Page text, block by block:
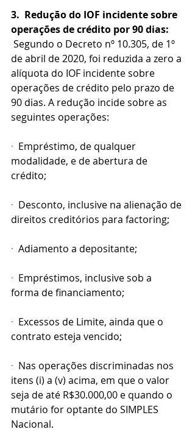
3. Redução do IOF incidente sobre
operações de crédito por 90 dias:
de abril de 2020, foi reduzida a zero a
alíquota do IOF incidente sobre
operações de crédito pelo prazo de
90 dias. A redução incide sobre as
seguintes operações:
·
  Empréstimo, de qualquer
modalidade, e de abertura de
crédito;
·
  Desconto, inclusive na alienação de
direitos creditórios para factoring;
·
  Adiamento a depositante;
·
  Empréstimos, inclusive sob a
forma de financiamento;
·
  Excessos de Limite, ainda que o
contrato esteja vencido;
·
  Nas operações discriminadas nos
itens (i) a (v) acima, em que o valor
seja de até R$30.000,00 e quando o
mutário for optante do SIMPLES
Nacional.